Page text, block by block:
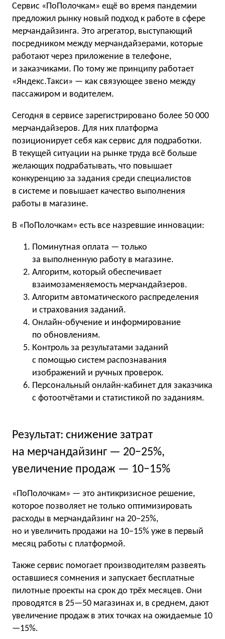
Сервис «ПоПолочкам» ещё во время пандемии
предложил рынку новый подход к работе в сфере
мерчандайзинга. Это агрегатор, выступающий
посредником между мерчандайзерами, которые
работают через приложение в телефоне,
и заказчиками. По тому же принципу работает
«Яндекс.Такси» — как связующее звено между
пассажиром и водителем.
Сегодня в сервисе зарегистрировано более 50 000
мерчандайзеров. Для них платформа
позиционирует себя как сервис для подработки.
В текущей ситуации на рынке труда всё больше
желающих подрабатывать, что повышает
конкуренцию за задания среди специалистов
в системе и повышает качество выполнения
работы в магазине.
В «ПоПолочкам» есть все назревшие инновации:
Поминутная оплата — только
за выполненную работу в магазине.
Алгоритм, который обеспечивает
взаимозаменяемость мерчандайзеров.
Алгоритм автоматического распределения
и страхования заданий.
Онлайн-обучение и информирование
по обновлениям.
Контроль за результатами заданий
с помощью систем распознавания
изображений и ручных проверок.
Персональный онлайн-кабинет для заказчика
с фотоотчётами и статистикой по заданиям.
Результат: снижение затрат
на мерчандайзинг — 20−25%,
увеличение продаж — 10−15%
«ПоПолочкам» — это антикризисное решение,
которое позволяет не только оптимизировать
расходы в мерчандайзинг на 20−25%,
но и увеличить продажи на 10−15% уже в первый
месяц работы с платформой.
Также сервис помогает производителям развеять
оставшиеся сомнения и запускает бесплатные
пилотные проекты на срок до трёх месяцев. Они
проводятся в 25—50 магазинах и, в среднем, дают
увеличение продаж в этих точках на ожидаемые 10
—15%.